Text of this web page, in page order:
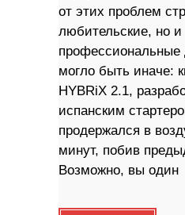
от этих проблем
любительские, но и
могло быть иначе:
HYBRiX 2.1,
испанским
продержался в
минут, побив
Возможно, вы один